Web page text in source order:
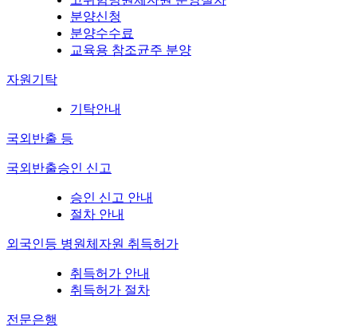
분양신청
분양수수료
교육용 참조균주 분양
자원기탁
기탁안내
국외반출 등
국외반출승인 신고
승인 신고 안내
절차 안내
외국인등 병원체자원 취득허가
취득허가 안내
취득허가 절차
전문은행